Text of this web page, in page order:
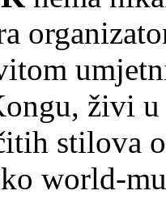
živi
stilova
world-